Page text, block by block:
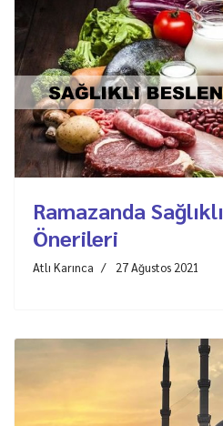
Ramazanda
Önerileri
Atlı Karınca 27 Ağustos 2021